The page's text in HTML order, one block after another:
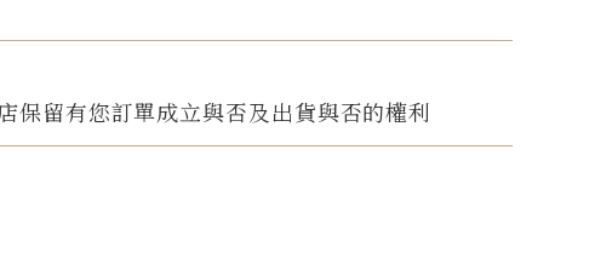
保留有您訂單成立與否及出貨與否的權利